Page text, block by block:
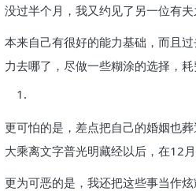
没过半个月，我又约见了另一位有
本来自己有很好的能力基础，而且
力去哪了，尽做一些糊涂的选择，
更可怕的是，差点把自己的婚姻也
大乘离文字普光明藏经以后，在12
更为可恶的是，我还把这些事当作